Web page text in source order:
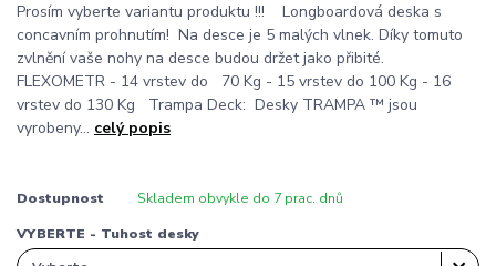
Prosím vyberte variantu produktu !!! Longboardová deska s
concavním prohnutím! Na desce je 5 malých vlnek. Díky tomuto
zvlnění vaše nohy na desce budou držet jako přibité.
FLEXOMETR - 14 vrstev do 70 Kg - 15 vrstev do 100 Kg - 16
vrstev do 130 Kg Trampa Deck: Desky TRAMPA ™ jsou
vyrobeny... celý popis
Dostupnost Skladem obvykle do 7 prac. dnů
VYBERTE - Tuhost desky